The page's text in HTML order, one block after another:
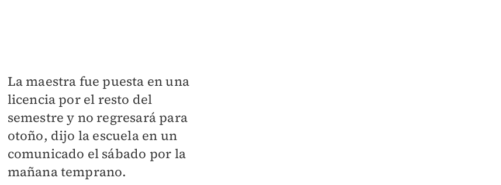
La maestra fue puesta en una
licencia por el resto del
semestre y no regresará para
otoño, dijo la escuela en un
comunicado el sábado por la
mañana temprano.